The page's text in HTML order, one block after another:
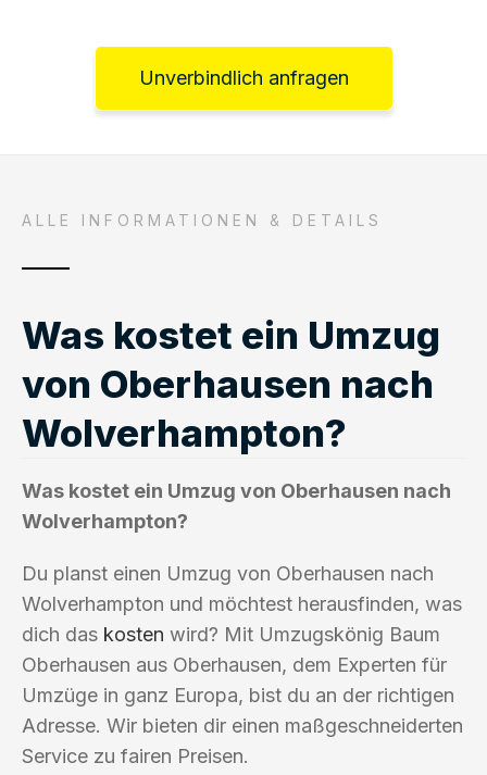
Unverbindlich anfragen
ALLE INFORMATIONEN & DETAILS
Was kostet ein Umzug
von Oberhausen nach
Wolverhampton?
Was kostet ein Umzug von Oberhausen nach
Wolverhampton?
Du planst einen Umzug von Oberhausen nach
Wolverhampton und möchtest herausfinden, was
dich das kosten wird? Mit Umzugskönig Baum
Oberhausen aus Oberhausen, dem Experten für
Umzüge in ganz Europa, bist du an der richtigen
Adresse. Wir bieten dir einen maßgeschneiderten
Service zu fairen Preisen.